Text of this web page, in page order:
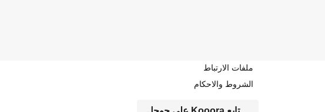
ملفات الارتباط
الشروط والاحكام